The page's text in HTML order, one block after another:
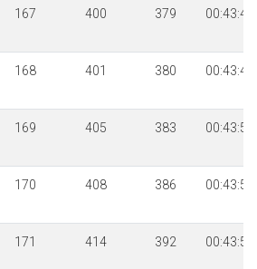
167 400 379 00:43:47
168 401 380 00:43:48
169 405 383 00:43:50
170 408 386 00:43:54
171 414 392 00:43:59